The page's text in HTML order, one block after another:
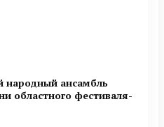
ансамбль
областного фестиваля-